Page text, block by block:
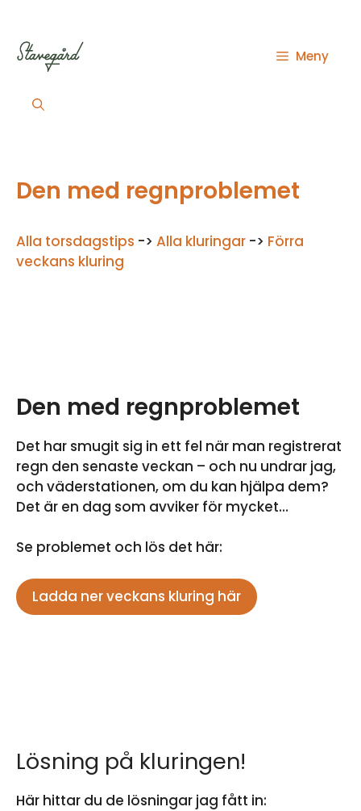
innehåll
Meny
Den med regnproblemet
Alla torsdagstips -> Alla kluringar -> Förra
veckans kluring
Den med regnproblemet
Det har smugit sig in ett fel när man registrerat
regn den senaste veckan – och nu undrar jag,
och väderstationen, om du kan hjälpa dem?
Det är en dag som avviker för mycket…
Se problemet och lös det här:
Ladda ner veckans kluring här
Lösning på kluringen!
Här hittar du de lösningar jag fått in: